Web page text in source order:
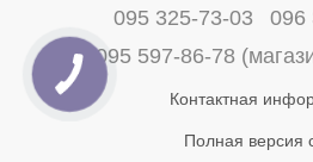
095 325-73-03
096
095 597-86-78
Контактная
Полная версия